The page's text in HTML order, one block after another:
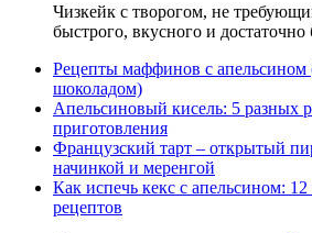
Чизкейк с творогом, не
быстрого, вкусного и
Рецепты маффинов с апельсином
шоколадом)
Апельсиновый кисель: 5 разных
приготовления
Французский тарт – открытый
начинкой и меренгой
Как испечь кекс с апельсином:
рецептов